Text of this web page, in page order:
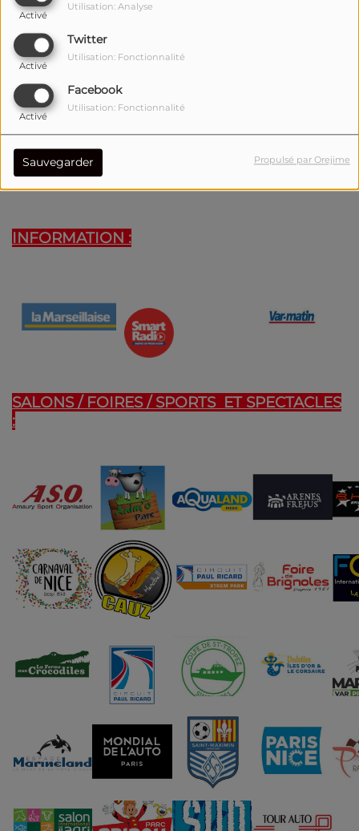
Activé
Utilisation: Analyse
Twitter
Activé
Utilisation: Fonctionnalité
Facebook
Activé
Utilisation: Fonctionnalité
Sauvegarder Propulsé par Orejime
INFORMATION :
SALONS / FOIRES / SPORTS ET SPECTACLES
: